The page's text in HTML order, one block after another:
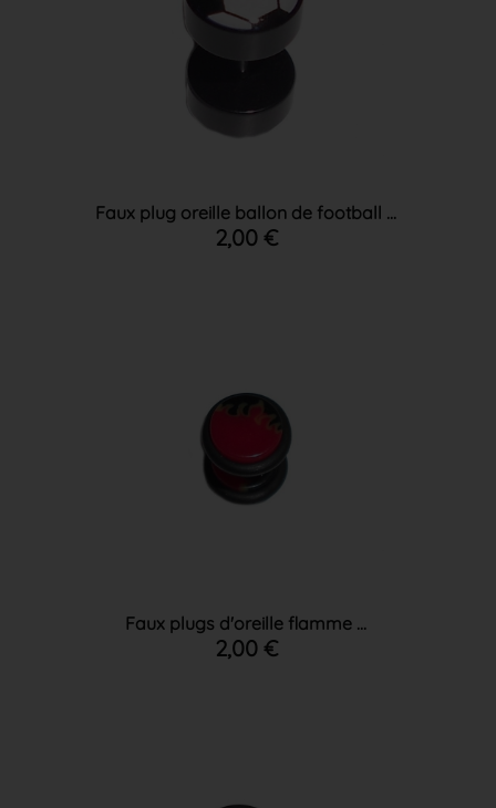
Faux plug oreille ballon de football ...
2,00 €
Faux plugs d'oreille flamme ...
2,00 €